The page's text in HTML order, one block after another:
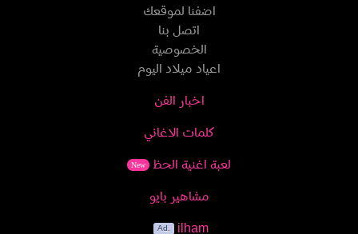
اضفنا لموقعك
اتصل بنا
الخصوصية
اعياد ميلاد اليوم
اخبار الفن
كلمات الاغاني
لعبة اغنية الحظ New
مشاهير بايو
ilham